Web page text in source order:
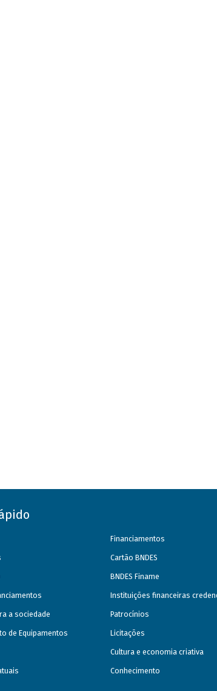
a sociedade
de Equipamentos
Financiamentos
Cartão BNDES
BNDES Finame
Instituições financeiras
Patrocínios
Licitações
Cultura e economia criativa
Conhecimento